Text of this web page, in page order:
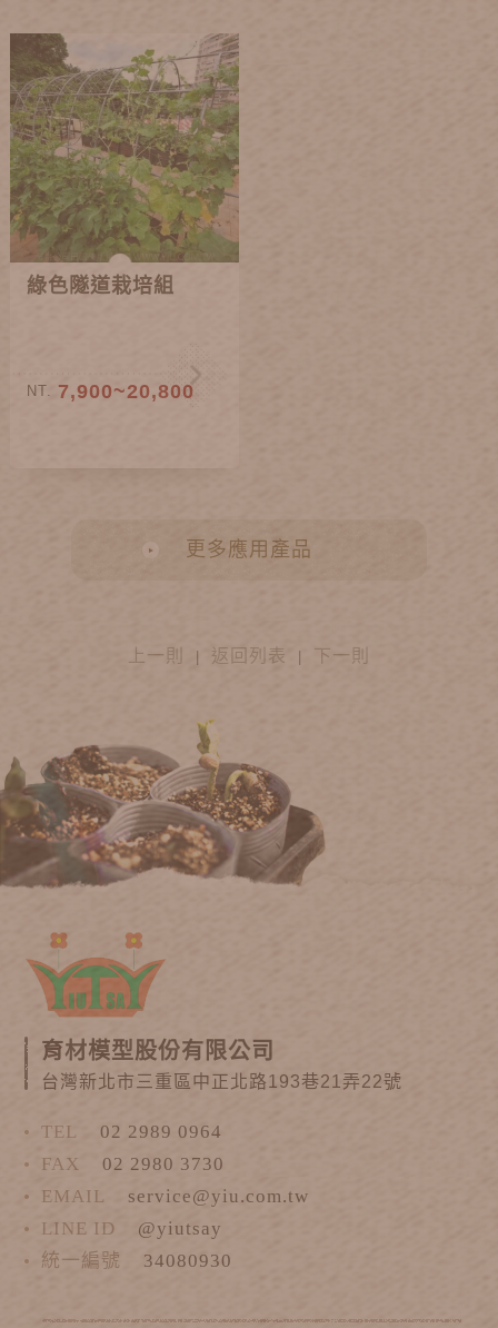
綠色隧道栽培組
NT. 7,900~20,800
更多應用產品
上一則 返回列表 下一則
育材模型股份有限公司
台灣新北市三重區中正北路193巷21弄22號
TEL
02 2989 0964
FAX
02 2980 3730
EMAIL
service@yiu.com.tw
LINE ID
@yiutsay
統一編號
34080930